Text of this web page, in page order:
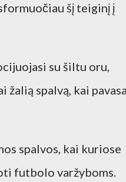
šį teiginį į
su šiltu oru,
spalvą, kai
spalvos, kai kuriose
futbolo varžyboms.